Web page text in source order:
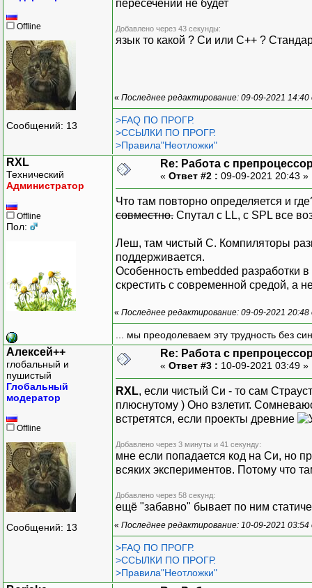
Offline
Сообщений: 13
пересечений не будет
Добавлено через 43 секунды:
язык то какой ? Си или C++ ?
« Последнее редактирование: 09-09-2021
>FAQ ПО ПРОГР.
>ССЫЛКИ ПО ПРОГР.
>Правила"Неотложки"
RXL
Технический
Администратор
Offline
Пол:
Re: Работа с
« Ответ #2 : 09-09-2021 20:43 »
Что там повторно определяется и
совместно. Спутал с LL, с SPL все
Леш, там чистый С. Компиляторы
поддерживается.
Особенность embedded разработки
скрестить с современной средой, а
« Последнее редактирование: 09-09-2021
... мы преодолеваем эту трудность без
Алексей++
глобальный и
пушистый
Глобальный
модератор
Offline
Сообщений: 13
Re: Работа с
« Ответ #3 : 10-09-2021 03:49 »
RXL, если чистый Си - то сам
плюснутому ) Оно взлетит.
встретятся, если проекты древние
Добавлено через 3 минуты и 41 секунду:
мне если попадается код на Си, но
всяких экспериментов. Потому что
Добавлено через 58 секунд:
ещё "забавно" бывает по ним
« Последнее редактирование: 10-09-2021
>FAQ ПО ПРОГР.
>ССЫЛКИ ПО ПРОГР.
>Правила"Неотложки"